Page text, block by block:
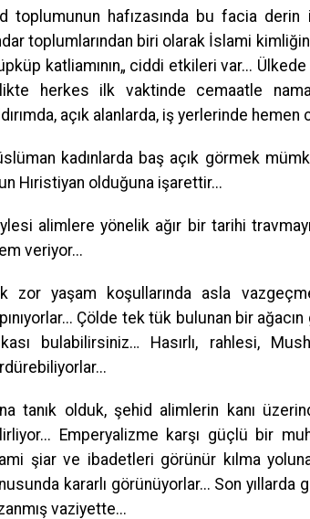
toplumunun hafızasında bu facia derin
toplumlarından biri olarak İslami
katliamının„ ciddi etkileri var...
herkes ilk vaktinde cemaatle
açık alanlarda, iş yerlerinde
kadınlarda baş açık görmek
Hıristiyan olduğuna işarettir...
alimlere yönelik ağır bir tarihi
veriyor...
zor yaşam koşullarında asla
Çölde tek tük bulunan bir
bulabilirsiniz… Hasırlı, rahlesi,
tanık olduk, şehid alimlerin kanı
Emperyalizme karşı güçlü bir
şiar ve ibadetleri görünür kılma
kararlı görünüyorlar... Son yıllarda
vaziyette...